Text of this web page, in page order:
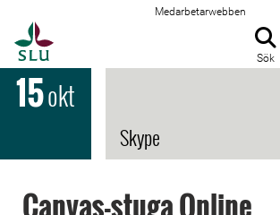
Medarbetarwebben
Sök
15okt
Skype
Canvas-stuga Online